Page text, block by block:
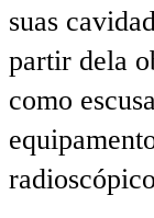
suas
partir dela
como